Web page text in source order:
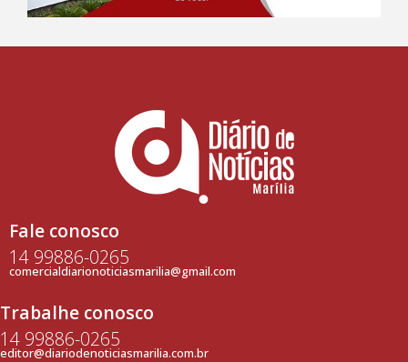
Fale conosco
14 99886-0265
comercialdiarionoticiasmarilia@gmail.com
Trabalhe conosco
14 99886-0265
editor@diariodenoticiasmarilia.com.br